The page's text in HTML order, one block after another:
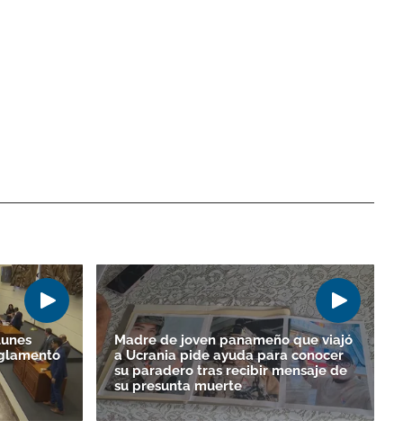
Madre de joven panameño que viajó
a Ucrania pide ayuda para conocer
su paradero tras recibir mensaje de
su presunta muerte